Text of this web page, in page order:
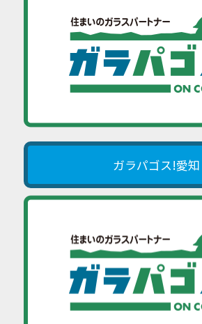
ガラパゴス!愛知